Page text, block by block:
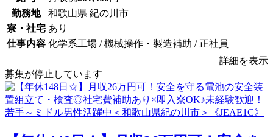
勤務地
和歌山県 紀の川市
寮・社宅 あり
仕事内容 化学系工場 / 機械操作・製造補助 / 正社員
詳細を表示
募集が停止しています